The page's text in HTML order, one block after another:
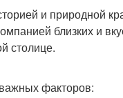
и природной
близких и
столице.
важных факторов: